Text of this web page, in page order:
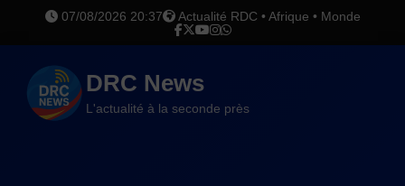
07/08/2026 20:37 Actualité RDC • Afrique • Monde
DRC News
L'actualité à la seconde près